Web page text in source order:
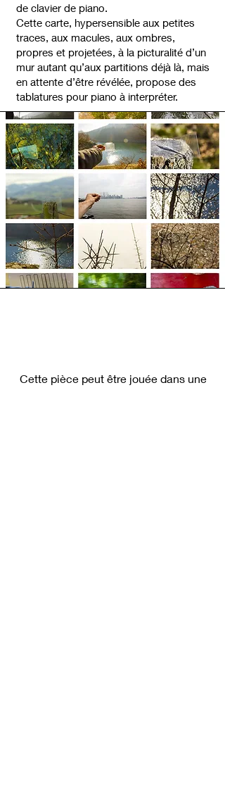
de clavier de piano.
Cette carte, hypersensible aux petites
traces, aux macules, aux ombres,
propres et projetées, à la picturalité d’un
mur autant qu’aux partitions déjà là, mais
en attente d’être révélée, propose des
tablatures pour piano à interpréter.
Cette pièce peut être jouée dans une